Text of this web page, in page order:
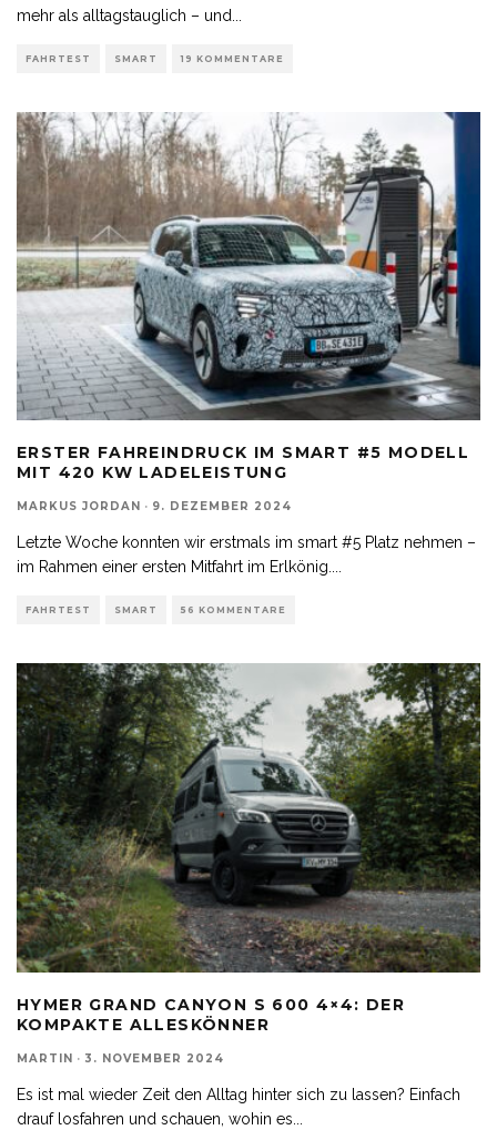
mehr als alltagstauglich – und
FAHRTEST SMART 19 KOMMENTARE
ERSTER FAHREINDRUCK IM SMART #5 MODELL
MIT 420 KW LADELEISTUNG
MARKUS JORDAN · 9. DEZEMBER 2024
Letzte Woche konnten wir erstmals im smart #5 Platz nehmen –
im Rahmen einer ersten Mitfahrt im Erlkönig....
FAHRTEST SMART 56 KOMMENTARE
HYMER GRAND CANYON S 600 4×4: DER
KOMPAKTE ALLESKÖNNER
MARTIN · 3. NOVEMBER 2024
Es ist mal wieder Zeit den Alltag hinter sich zu lassen? Einfach
drauf losfahren und schauen, wohin es